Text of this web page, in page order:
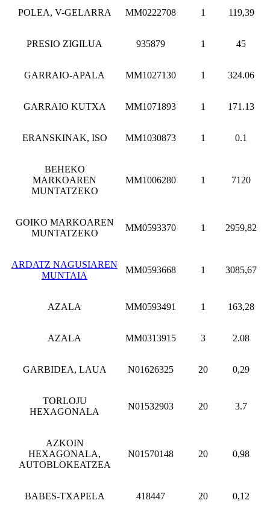
POLEA, V-GELARRA MM0222708 1 119,39
PRESIO ZIGILUA 935879 1 45
GARRAIO-APALA MM1027130 1 324.06
GARRAIO KUTXA MM1071893 1 171.13
ERANSKINAK, ISO MM1030873 1 0.1
BEHEKO
MARKOAREN
MUNTATZEKO
MM1006280 1 7120
GOIKO MARKOAREN
MUNTATZEKO
MM0593370 1 2959,82
ARDATZ NAGUSIAREN
MUNTAIA
MM0593668 1 3085,67
AZALA MM0593491 1 163,28
AZALA MM0313915 3 2.08
GARBIDEA, LAUA N01626325 20 0,29
TORLOJU
HEXAGONALA
N01532903 20 3.7
AZKOIN
HEXAGONALA,
AUTOBLOKEATZEA
N01570148 20 0,98
BABES-TXAPELA 418447 20 0,12